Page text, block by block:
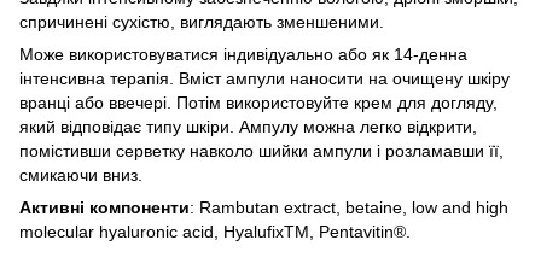
спричинені сухістю, виглядають зменшеними.
Може використовуватися індивідуально або як 14-денна
інтенсивна терапія. Вміст ампули наносити на очищену шкіру
вранці або ввечері. Потім використовуйте крем для догляду,
який відповідає типу шкіри. Ампулу можна легко відкрити,
помістивши серветку навколо шийки ампули і розламавши її,
смикаючи вниз.
Активні компоненти: Rambutan extract, betaine, low and high
molecular hyaluronic acid, HyalufixTM, Pentavitin®.